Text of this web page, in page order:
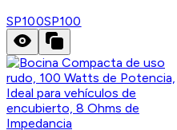
SP100SP100